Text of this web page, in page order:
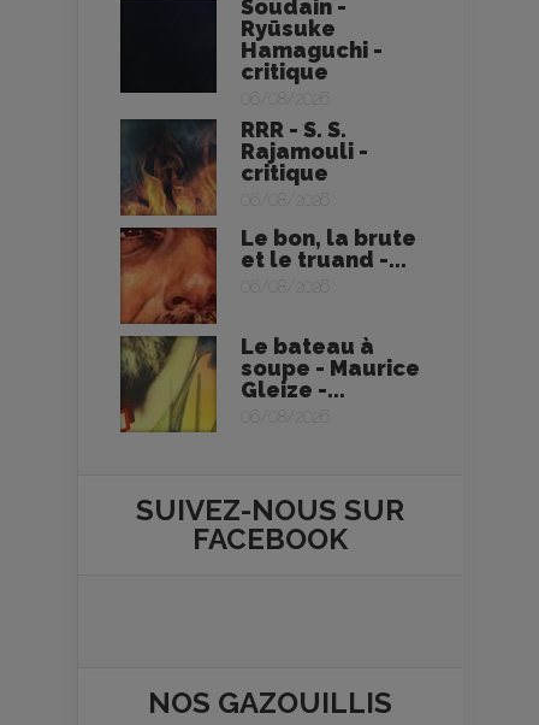
Soudain -
Ryūsuke
Hamaguchi -
critique
06/08/2026
RRR - S. S.
Rajamouli -
critique
06/08/2026
Le bon, la brute
et le truand -...
06/08/2026
Le bateau à
soupe - Maurice
Gleize -...
06/08/2026
SUIVEZ-NOUS SUR
FACEBOOK
NOS GAZOUILLIS